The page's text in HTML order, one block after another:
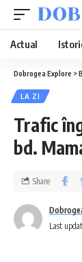
Actual
Dobrogea Explore >
LA ZI
Trafic
bd.
Last
Share